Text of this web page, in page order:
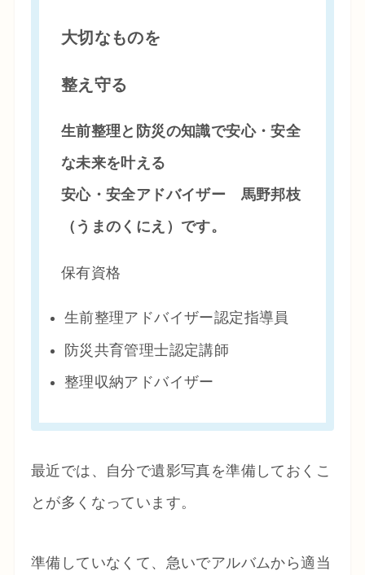
大切なものを
整え守る
生前整理と防災の知識で安心・安全
な未来を叶える
安心・安全アドバイザー 馬野邦枝
（うまのくにえ）です。
保有資格
生前整理アドバイザー認定指導員
防災共育管理士認定講師
整理収納アドバイザー
最近では、自分で遺影写真を準備しておくこ
とが多くなっています。
準備していなくて、急いでアルバムから適当